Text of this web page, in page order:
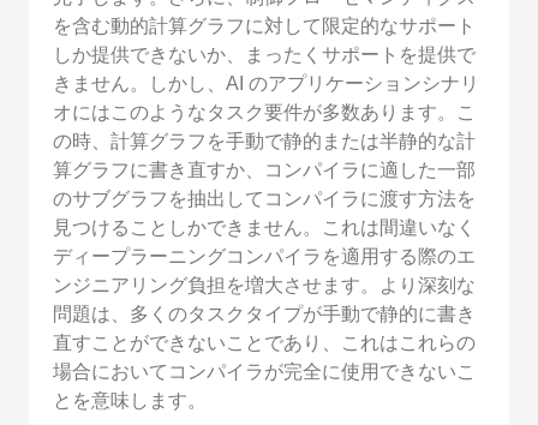
を含む動的計算グラフに対して限定的なサポート
しか提供できないか、まったくサポートを提供で
きません。しかし、AI のアプリケーションシナリ
オにはこのようなタスク要件が多数あります。こ
の時、計算グラフを手動で静的または半静的な計
算グラフに書き直すか、コンパイラに適した一部
のサブグラフを抽出してコンパイラに渡す方法を
見つけることしかできません。これは間違いなく
ディープラーニングコンパイラを適用する際のエ
ンジニアリング負担を増大させます。より深刻な
問題は、多くのタスクタイプが手動で静的に書き
直すことができないことであり、これはこれらの
場合においてコンパイラが完全に使用できないこ
とを意味します。